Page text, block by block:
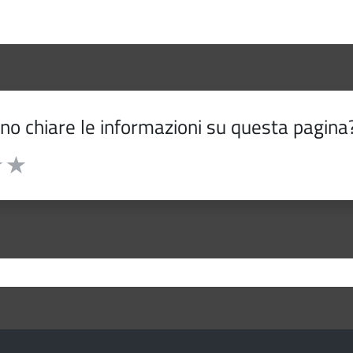
chiare le informazioni su questa
la pagina